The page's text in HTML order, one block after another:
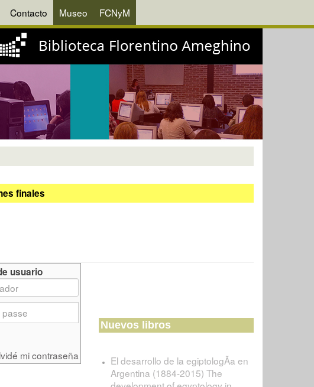
Contacto Museo FCNyM
finales
usuario
mi contraseña
Nuevos libros
El desarrollo de la egiptologÃ­a en
Argentina (1884-2015) The